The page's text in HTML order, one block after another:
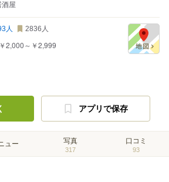
屋
人 2836 人
￥2,000～￥2,999
アプリで保存
ュー 写真
317
口コミ
93